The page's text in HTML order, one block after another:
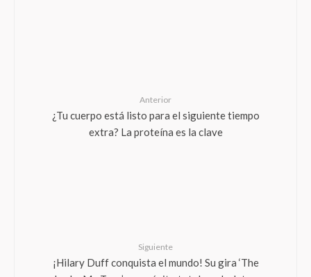
Anterior
¿Tu cuerpo está listo para el siguiente tiempo
extra? La proteína es la clave
Siguiente
¡Hilary Duff conquista el mundo! Su gira ‘The